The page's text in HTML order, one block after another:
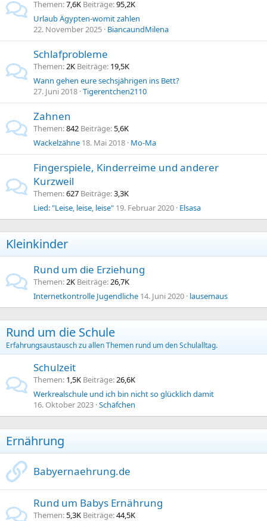
Themen 7,6K Beiträge 95,2K
Urlaub Ägypten-womit zahlen
22. November 2025 BiancaundMilena
Schlafprobleme
Themen 2K Beiträge 19,5K
Wann gehen eure sechsjährigen ins Bett?
27. Juni 2018 Tigerentchen2110
Zahnen
Themen 842 Beiträge 5,6K
Wackelzähne 18. Mai 2018 Mo-Ma
Fingerspiele, Kinderreime und anderer
Kurzweil
Themen 627 Beiträge 3,3K
Lied: "Leise, leise, leise" 19. Februar 2020 Elsasa
Kleinkinder
Rund um die Erziehung
Themen 2K Beiträge 26,7K
Internetkontrolle Jugendliche 14. Juni 2020 lausemaus
Rund um die Schule
Erfahrungsaustausch zu allen Themen rund um den Schulalltag.
Schulzeit
Themen 1,5K Beiträge 26,6K
Werkrealschule und ich bin nicht so glücklich damit
16. Oktober 2023 Schäfchen
Ernährung
Babyernaehrung.de
Rund um Babys Ernährung
Themen 5,3K Beiträge 44,5K